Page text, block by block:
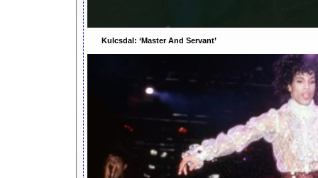
Kulcsdal: ‘Master And Servant’